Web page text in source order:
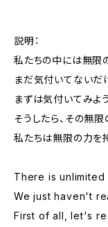
説明：
私たちの中には無限
まだ気付いてないだ
まずは気付いてみよう
そうしたら、その無限
私たちは無限の力を
There is
We just haven't
First of all, let's